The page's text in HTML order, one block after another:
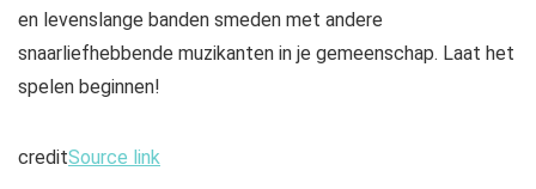
en levenslange banden smeden met andere
snaarliefhebbende muzikanten in je gemeenschap. Laat het
spelen beginnen!
creditSource link